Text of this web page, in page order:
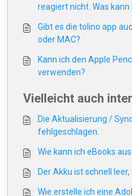
reagiert nicht. Was kann
Gibt es die tolino app
oder MAC?
Kann ich den Apple
verwenden?
Vielleicht auch
Die Aktualisierung /
fehlgeschlagen.
Wie kann ich eBooks
Der Akku ist schnell
Wie erstelle ich eine